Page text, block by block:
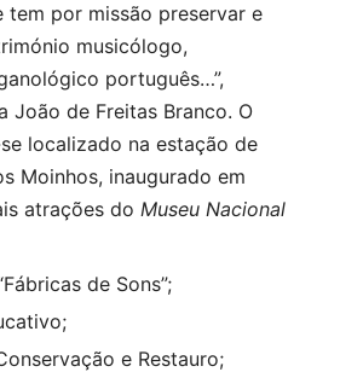
tem por missão preservar e
musicólogo,
português…”,
João de Freitas Branco. O
localizado na estação de
Moinhos, inaugurado em
atrações do Museu Nacional
de Sons”;
e Restauro;